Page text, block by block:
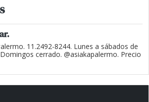
11.2492-8244. Lunes a sábados de
cerrado. @asiakapalermo. Precio